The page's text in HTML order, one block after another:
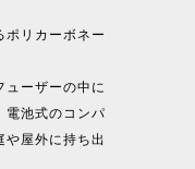
ポリカーボネー
ューザーの中に
電池式のコンパ
や屋外に持ち出